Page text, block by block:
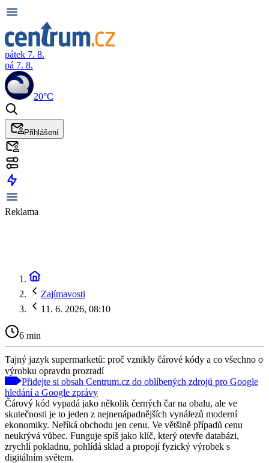
pátek 7. 8.
pá 7. 8.
20°C
Přihlášení
Reklama
Zajímavosti
11. 6. 2026, 08:10
6 min
Tajný jazyk supermarketů: proč vznikly čárové kódy a co všechno o
výrobku opravdu prozradí
Přidejte si obsah Centrum.cz do oblíbených zdrojů pro Google
hledání a Google zprávy
Čárový kód vypadá jako několik černých čar na obalu, ale ve
skutečnosti je to jeden z nejnenápadnějších vynálezů moderní
ekonomiky. Neříká obchodu jen cenu. Ve většině případů cenu
neukrývá vůbec. Funguje spíš jako klíč, který otevře databázi,
zrychlí pokladnu, pohlídá sklad a propojí fyzický výrobek s
digitálním světem.